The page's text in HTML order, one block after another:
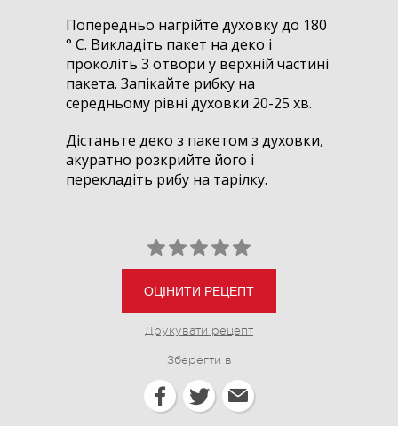
Попередньо нагрійте духовку до 180
° С. Викладіть пакет на деко і
проколіть 3 отвори у верхній частині
пакета. Запікайте рибку на
середньому рівні духовки 20-25 хв.
Дістаньте деко з пакетом з духовки,
акуратно розкрийте його і
перекладіть рибу на тарілку.
ОЦІНИТИ РЕЦЕПТ
Друкувати рецепт
Зберегти в